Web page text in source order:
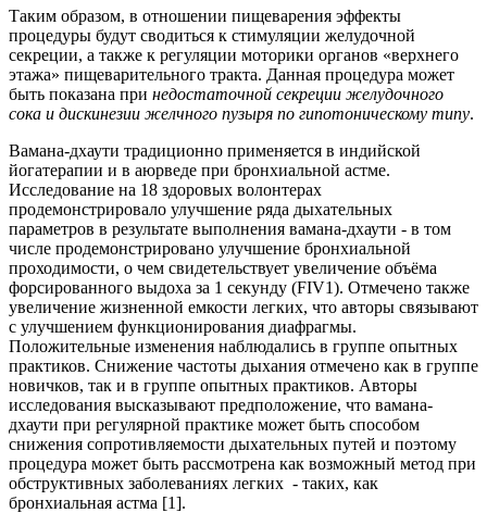
Таким образом, в отношении пищеварения эффекты
процедуры будут сводиться к стимуляции желудочной
секреции, а также к регуляции моторики органов «верхнего
этажа» пищеварительного тракта. Данная процедура может
быть показана при недостаточной секреции желудочного
сока и дискинезии желчного пузыря по гипотоническому типу.
Вамана-дхаути традиционно применяется в индийской
йогатерапии и в аюрведе при бронхиальной астме.
Исследование на 18 здоровых волонтерах
продемонстрировало улучшение ряда дыхательных
параметров в результате выполнения вамана-дхаути - в том
числе продемонстрировано улучшение бронхиальной
проходимости, о чем свидетельствует увеличение объёма
форсированного выдоха за 1 секунду (FIV1). Отмечено также
увеличение жизненной емкости легких, что авторы связывают
с улучшением функционирования диафрагмы.
Положительные изменения наблюдались в группе опытных
практиков. Снижение частоты дыхания отмечено как в группе
новичков, так и в группе опытных практиков. Авторы
исследования высказывают предположение, что вамана-
дхаути при регулярной практике может быть способом
снижения сопротивляемости дыхательных путей и поэтому
процедура может быть рассмотрена как возможный метод при
обструктивных заболеваниях легких - таких, как
бронхиальная астма [1].